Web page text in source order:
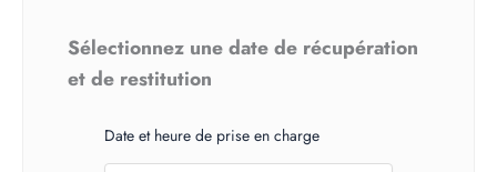
Sélectionnez une date de récupération
et de restitution
Date et heure de prise en charge